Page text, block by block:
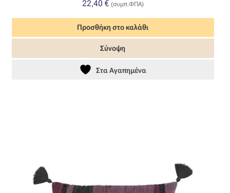
Όροι Χρήσης
ΠΙΣΤΟΠΟΙΗΣΕΙΣ ΧΑΛΙΩΝ COLORE COLORI
22,40 € (συμπ.ΦΠΑ)
Προσθήκη στο καλάθι
Σύνοψη
Στα Αγαπημένα